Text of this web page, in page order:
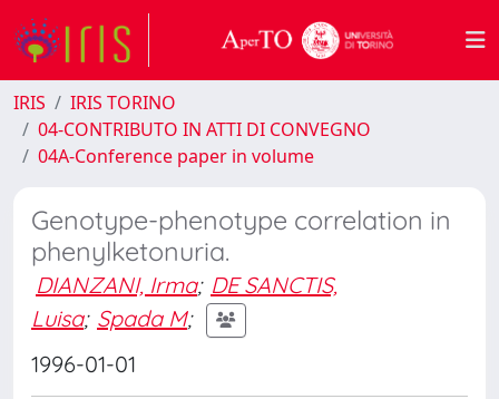
IRIS
IRIS TORINO
04-CONTRIBUTO IN ATTI DI CONVEGNO
04A-Conference paper in volume
Genotype-phenotype correlation in
phenylketonuria.
DIANZANI, Irma; DE SANCTIS,
Luisa; Spada M;
1996-01-01